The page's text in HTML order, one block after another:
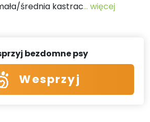
średnia kastrac... więcej
bezdomne psy
Wesprzyj